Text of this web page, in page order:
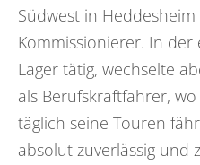
Südwest in
Kommissionierer. In
Lager tätig, wechselte
als Berufskraftfahrer,
täglich seine Touren
absolut zuverlässig und